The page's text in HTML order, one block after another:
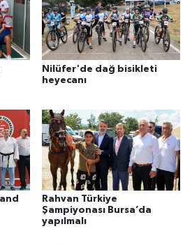
Nilüfer'de dağ bisikleti
heyecanı
Rahvan Türkiye
Şampiyonası Bursa’da
yapılmalı